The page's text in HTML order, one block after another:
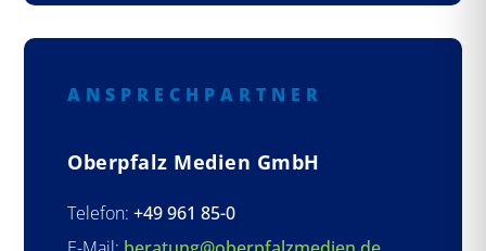
ANSPRECHPARTNER
Oberpfalz Medien GmbH
Telefon:+49 961 85-0